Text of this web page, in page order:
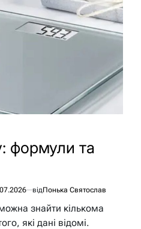
формули та
відПонька Святослав
знайти кількома
які дані відомі.